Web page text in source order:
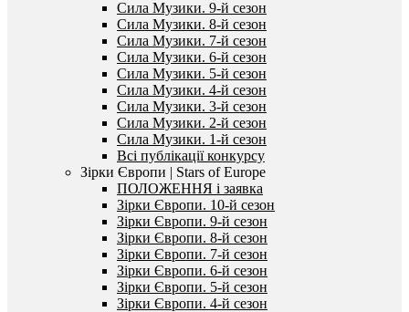
Сила Музики. 9-й сезон
Сила Музики. 8-й сезон
Сила Музики. 7-й сезон
Сила Музики. 6-й сезон
Сила Музики. 5-й сезон
Сила Музики. 4-й сезон
Сила Музики. 3-й сезон
Сила Музики. 2-й сезон
Сила Музики. 1-й сезон
Всі публікації конкурсу
Зірки Європи | Stars of Europe
ПОЛОЖЕННЯ і заявка
Зірки Європи. 10-й сезон
Зірки Європи. 9-й сезон
Зірки Європи. 8-й сезон
Зірки Європи. 7-й сезон
Зірки Європи. 6-й сезон
Зірки Європи. 5-й сезон
Зірки Європи. 4-й сезон